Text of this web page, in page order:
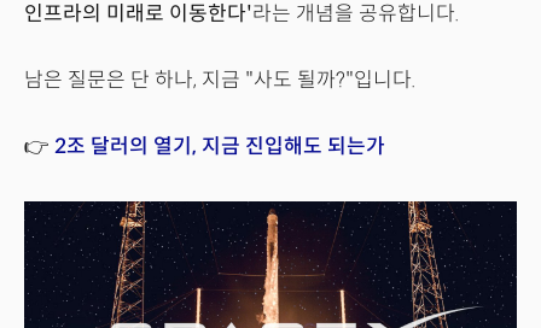
인프라의 미래로 이동한다'라는 개념을 공유합니다.
남은 질문은 단 하나, 지금 "사도 될까?"입니다.
👉 2조 달러의 열기, 지금 진입해도 되는가